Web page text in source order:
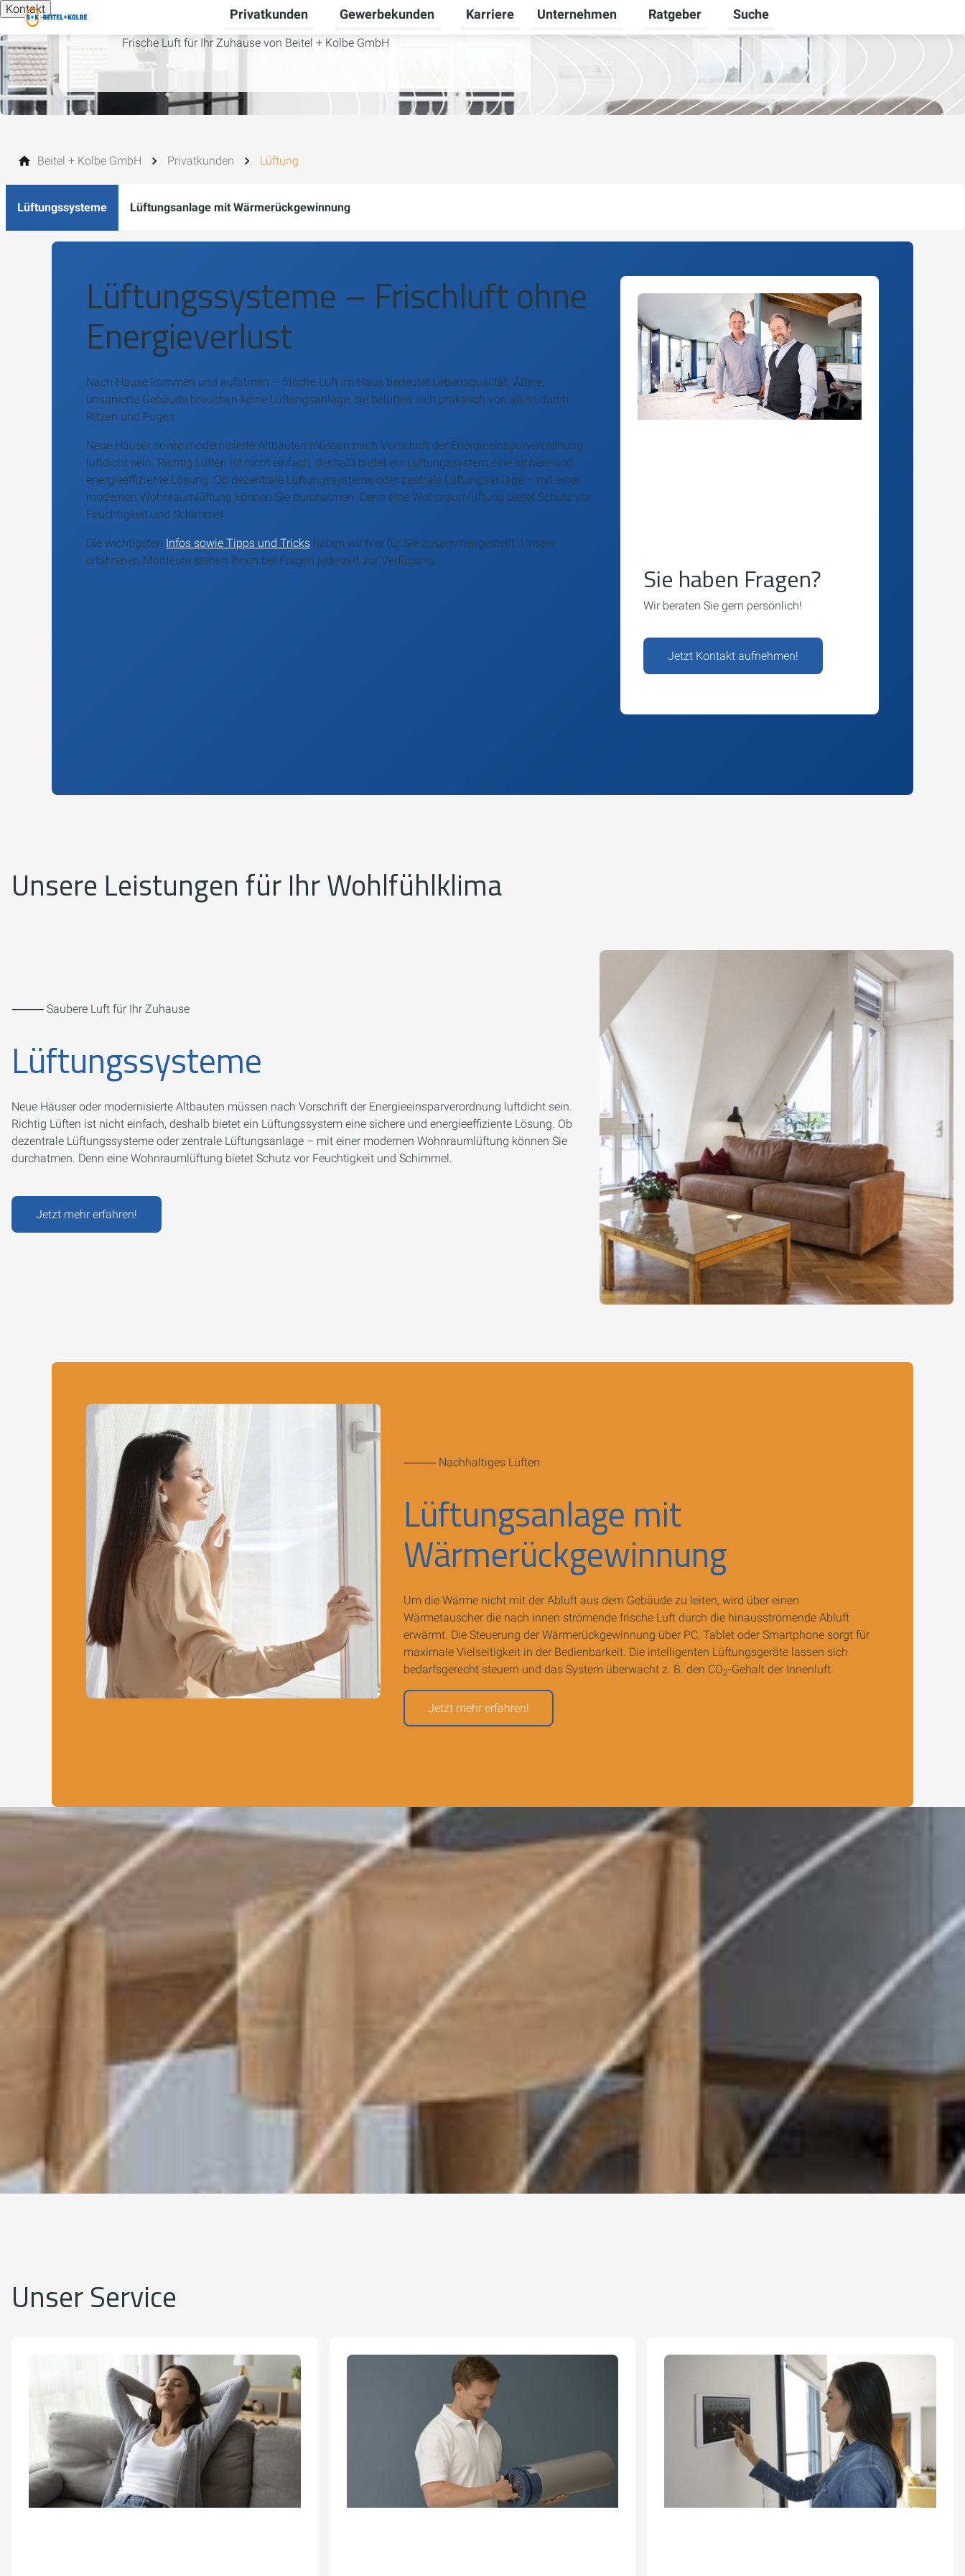
Kontakt Privatkunden
Untermenü für Privatkunden umschalten
Gewerbekunden
Untermenü für Gewerbekunden umschalten
Karriere Unternehmen
Untermenü für Unternehmen umschalten
Ratgeber
Untermenü für Ratgeber umschalten
Suche
Frische Luft für Ihr Zuhause von Beitel + Kolbe GmbH
Beitel + Kolbe GmbH Privatkunden Lüftung
Lüftungssysteme Lüftungsanlage mit Wärmerückgewinnung
Lüftungssysteme – Frischluft ohne
Energieverlust
Nach Hause kommen und aufatmen – frische Luft im Haus bedeutet Lebensqualität. Ältere,
unsanierte Gebäude brauchen keine Lüftungsanlage, sie belüften sich praktisch von allein durch
Ritzen und Fugen.
Neue Häuser sowie modernisierte Altbauten müssen nach Vorschrift der Energieeinsparverordnung
luftdicht sein. Richtig Lüften ist nicht einfach, deshalb bietet ein Lüftungssystem eine sichere und
energieeffiziente Lösung. Ob dezentrale Lüftungssysteme oder zentrale Lüftungsanlage – mit einer
modernen Wohnraumlüftung können Sie durchatmen. Denn eine Wohnraumlüftung bietet Schutz vor
Feuchtigkeit und Schimmel.
Die wichtigsten Infos sowie Tipps und Tricks haben wir hier für Sie zusammengestellt. Unsere
erfahrenen Monteure stehen Ihnen bei Fragen jederzeit zur Verfügung.
Sie haben Fragen?
Wir beraten Sie gern persönlich!
Jetzt Kontakt aufnehmen!
Unsere Leistungen für Ihr Wohlfühlklima
⸻ Saubere Luft für Ihr Zuhause
Lüftungssysteme
Neue Häuser oder modernisierte Altbauten müssen nach Vorschrift der Energieeinsparverordnung luftdicht sein.
Richtig Lüften ist nicht einfach, deshalb bietet ein Lüftungssystem eine sichere und energieeffiziente Lösung. Ob
dezentrale Lüftungssysteme oder zentrale Lüftungsanlage – mit einer modernen Wohnraumlüftung können Sie
durchatmen. Denn eine Wohnraumlüftung bietet Schutz vor Feuchtigkeit und Schimmel.
Jetzt mehr erfahren!
⸻ Nachhaltiges Lüften
Lüftungsanlage mit
Wärmerückgewinnung
Um die Wärme nicht mit der Abluft aus dem Gebäude zu leiten, wird über einen
Wärmetauscher die nach innen strömende frische Luft durch die hinausströmende Abluft
erwärmt. Die Steuerung der Wärmerückgewinnung über PC, Tablet oder Smartphone sorgt für
maximale Vielseitigkeit in der Bedienbarkeit. Die intelligenten Lüftungsgeräte lassen sich
bedarfsgerecht steuern und das System überwacht z. B. den CO2-Gehalt der Innenluft.
Jetzt mehr erfahren!
Unser Service